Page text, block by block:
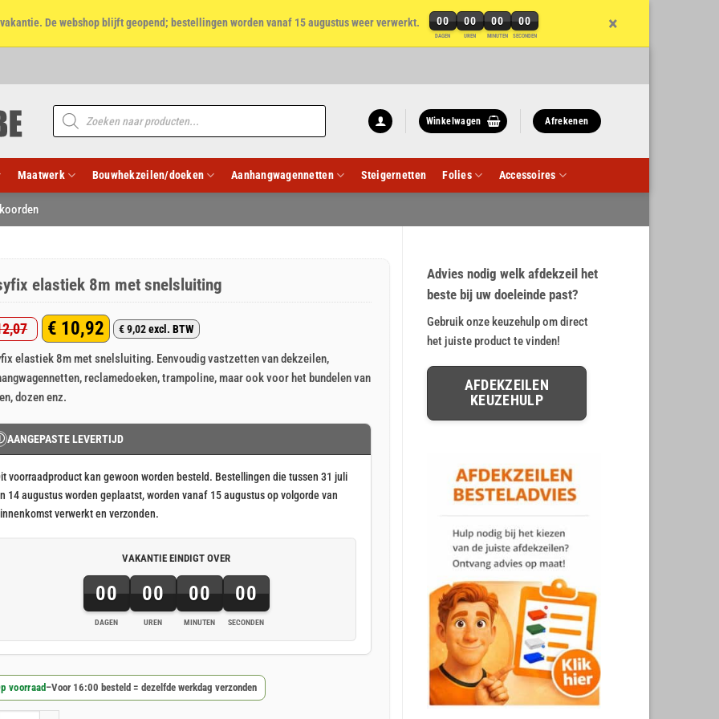
De webshop blijft geopend; bestellingen worden vanaf 15 augustus weer verwerkt. 00
DAGEN
00
UREN
00
MINUTEN
00
SECONDEN
×
Producten
zoeken
Winkelwagen Afrekenen
Maatwerk Bouwhekzeilen/doeken Aanhangwagennetten Steigernetten Folies Accessoires
Advies nodig welk afdekzeil het
beste bij uw doeleinde past?
Gebruik onze keuzehulp om direct
het juiste product te vinden!
AFDEKZEILEN
KEUZEHULP
elastiek 8m met snelsluiting
€ 10,92 €9,02excl. BTW
elastiek 8m met snelsluiting. Eenvoudig vastzetten van dekzeilen,
reclamedoeken, trampoline, maar ook voor het bundelen van
dozen enz.
AANGEPASTE LEVERTIJD
voorraadproduct kan gewoon worden besteld. Bestellingen die tussen 31 juli
14 augustus worden geplaatst, worden vanaf 15 augustus op volgorde van
verwerkt en verzonden.
VAKANTIE EINDIGT OVER
00
DAGEN
00
UREN
00
MINUTEN
00
SECONDEN
voorraad–Voor 16:00 besteld = dezelfde werkdag verzonden